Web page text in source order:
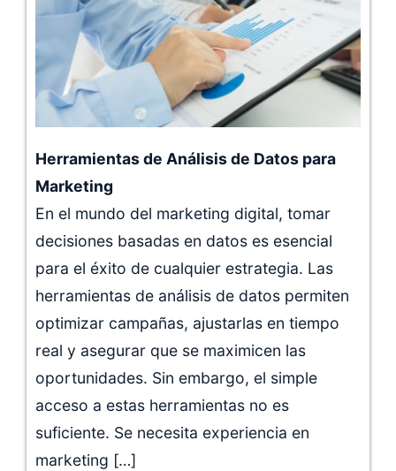
Herramientas de Análisis de Datos para
Marketing
En el mundo del marketing digital, tomar
decisiones basadas en datos es esencial
para el éxito de cualquier estrategia. Las
herramientas de análisis de datos permiten
optimizar campañas, ajustarlas en tiempo
real y asegurar que se maximicen las
oportunidades. Sin embargo, el simple
acceso a estas herramientas no es
suficiente. Se necesita experiencia en
marketing […]